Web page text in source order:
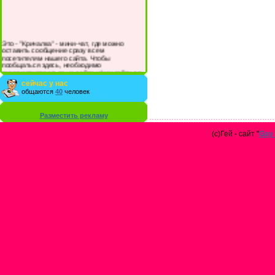
Это - "Кричалка" - мини-чат, где можно
оставить сообщение сразу всем
посетителям нашего сайта. Чтобы
пообщаться здесь, необходимо
зарегистрироваться на сайте и/или войти со
своими логином и паролем.
сейчас у нас
общаются 40 человек
Разместить рекламу
(с)Гей - сайт "Gay